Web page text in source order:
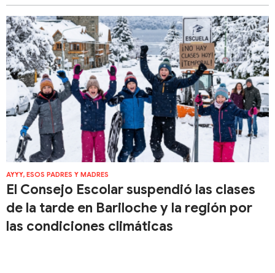
AYYY, ESOS PADRES Y MADRES
El Consejo Escolar suspendió las clases
de la tarde en Bariloche y la región por
las condiciones climáticas